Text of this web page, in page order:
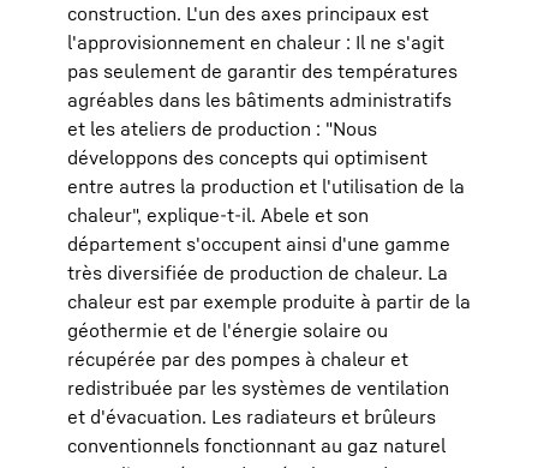
construction. L'un des axes principaux est
l'approvisionnement en chaleur : Il ne s'agit
pas seulement de garantir des températures
agréables dans les bâtiments administratifs
et les ateliers de production : "Nous
développons des concepts qui optimisent
entre autres la production et l'utilisation de la
chaleur", explique-t-il. Abele et son
département s'occupent ainsi d'une gamme
très diversifiée de production de chaleur. La
chaleur est par exemple produite à partir de la
géothermie et de l'énergie solaire ou
récupérée par des pompes à chaleur et
redistribuée par les systèmes de ventilation
et d'évacuation. Les radiateurs et brûleurs
conventionnels fonctionnant au gaz naturel